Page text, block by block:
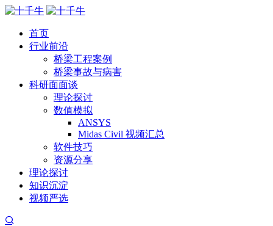
首页
行业前沿
桥梁工程案例
桥梁事故与病害
科研面面谈
理论探讨
数值模拟
ANSYS
Midas Civil 视频汇总
软件技巧
资源分享
理论探讨
知识沉淀
视频严选